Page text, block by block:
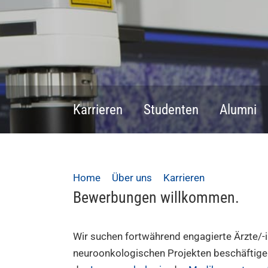
Karrieren Studenten Alumni
Home Über uns Karrieren
Bewerbungen willkommen.
Wir suchen fortwährend engagierte
neuroonkologischen Projekten